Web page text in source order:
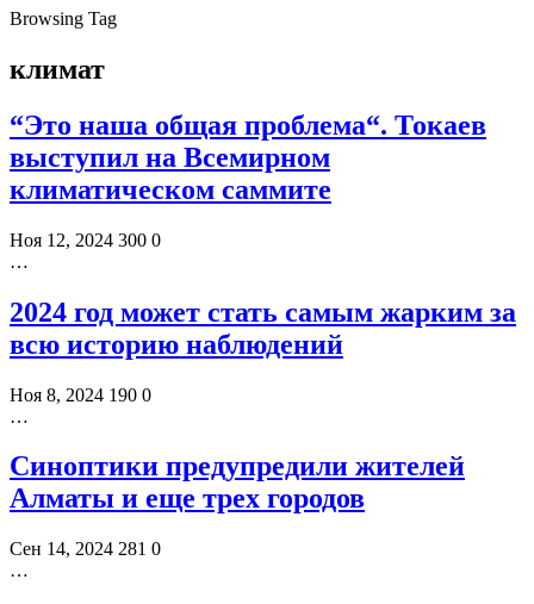
Browsing Tag
климат
“Это наша общая проблема“. Токаев
выступил на Всемирном
климатическом саммите
Ноя 12, 2024 300 0
…
2024 год может стать самым жарким за
всю историю наблюдений
Ноя 8, 2024 190 0
…
Синоптики предупредили жителей
Алматы и еще трех городов
Сен 14, 2024 281 0
…